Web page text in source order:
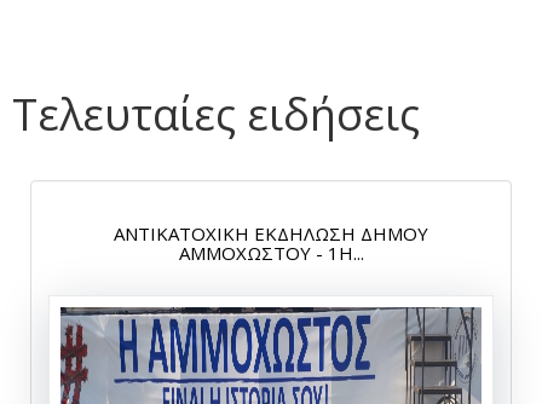
Τελευταίες ειδήσεις
ΑΝΤΙΚΑΤΟΧΙΚΗ ΕΚΔΗΛΩΣΗ ΔΗΜΟΥ
ΑΜΜΟΧΩΣΤΟΥ - 1Η...